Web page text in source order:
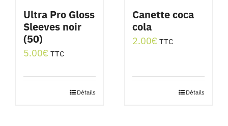
Ultra Pro Gloss
Sleeves noir
(50)
5.00€ TTC
Détails
Canette coca
cola
2.00€ TTC
Détails